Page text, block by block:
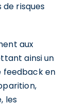
risques
aux
ainsi un
feedback en
les